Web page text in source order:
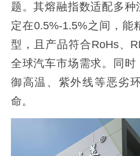
题。其熔融指数适配多
定在0.5%-1.5%之间，
型，且产品符合RoHs、
全球汽车市场需求。同
御高温、紫外线等恶劣
命。